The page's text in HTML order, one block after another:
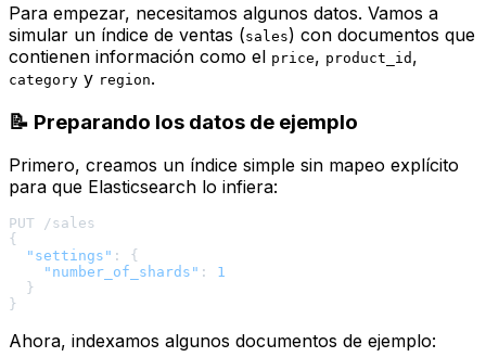
Para empezar, necesitamos algunos datos. Vamos a
simular un índice de ventas (sales) con documentos que
contienen información como el price, product_id ,
category y region.
📝 Preparando los datos de ejemplo
Primero, creamos un índice simple sin mapeo explícito
para que Elasticsearch lo infiera:
{
"settings" :
{
"number_of_shards" :
1
}
}
Ahora, indexamos algunos documentos de ejemplo: